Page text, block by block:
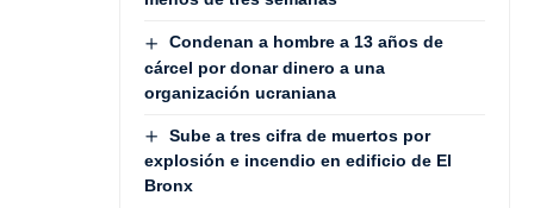
Condenan a hombre a 13 años de
cárcel por donar dinero a una
organización ucraniana
Sube a tres cifra de muertos por
explosión e incendio en edificio de El
Bronx